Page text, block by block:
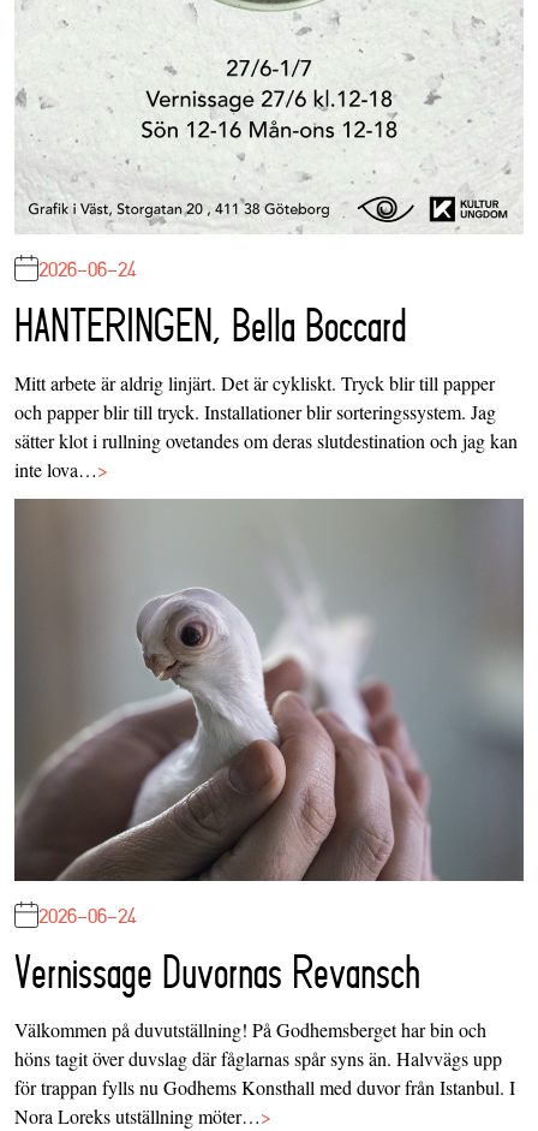
2026-06-24
HANTERINGEN, Bella Boccard
Mitt arbete är aldrig linjärt. Det är cykliskt. Tryck blir till papper
och papper blir till tryck. Installationer blir sorteringssystem. Jag
sätter klot i rullning ovetandes om deras slutdestination och jag kan
inte lova…>
2026-06-24
Vernissage Duvornas Revansch
Välkommen på duvutställning! På Godhemsberget har bin och
höns tagit över duvslag där fåglarnas spår syns än. Halvvägs upp
för trappan fylls nu Godhems Konsthall med duvor från Istanbul. I
Nora Loreks utställning möter…>